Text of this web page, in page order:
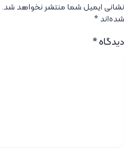
نشانی ایمیل شما منتشر نخواهد شد.
شده‌اند*
دیدگاه*